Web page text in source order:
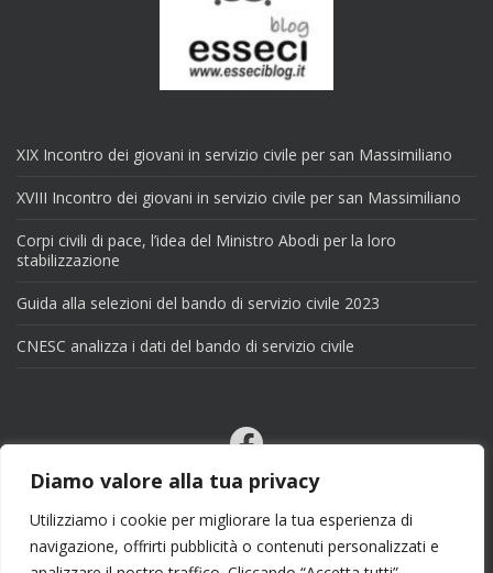
Diamo valore alla tua privacy
Utilizziamo i cookie per migliorare la tua esperienza di
navigazione, offrirti pubblicità o contenuti personalizzati e
XIX Incontro dei giovani in servizio civile per san Massimiliano
XVIII Incontro dei giovani in servizio civile per san Massimiliano
Corpi civili di pace, l’idea del Ministro Abodi per la loro
stabilizzazione
Guida alla selezioni del bando di servizio civile 2023
CNESC analizza i dati del bando di servizio civile
Facebook
Email
X